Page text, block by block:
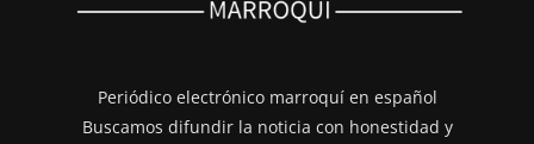
Periódico electrónico marroquí en español
Buscamos difundir la noticia con honestidad y